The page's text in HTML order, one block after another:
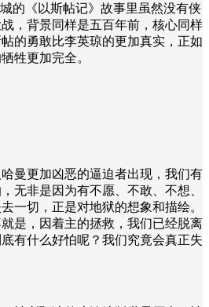
的《以斯帖记》故事里虽然没有侠
，背景同样是五百年前，核心同样
的勇敢比李英琼的更加真实，正如
牲更加完全。
曼更加凶恶的逼迫者出现，我们有
无非是因为有不愿、不敢、不想、
切，正是对地狱的想象和描绘。
是，因着主的拯救，我们已经脱离
有什么好怕呢？我们究竟会真正失